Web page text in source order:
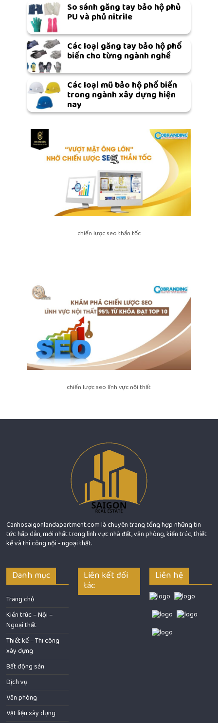
So sánh găng tay bảo hộ phủ
PU và phủ nitrile
Các loại găng tay bảo hộ phổ
biến cho từng ngành nghề
Các loại mũ bảo hộ phổ biến
trong ngành xây dựng hiện
nay
chiến lược seo thần tốc
chiến lược seo lĩnh vực nội thất
Canhosaigonlandapartment.com là chuyên trang tổng hợp những tin
tức hấp dẫn, mới nhất trong lĩnh vực nhà đất, văn phòng, kiến trúc, thiết
kế và thi công nội - ngoại thất.
Danh mục
Trang chủ
Kiến trúc – Nội –
Ngoại thất
Thiết kế – Thi công
xây dựng
Bất động sản
Dịch vụ
Văn phòng
Vật liệu xây dựng
Liên kết đối
tác
Liên hệ